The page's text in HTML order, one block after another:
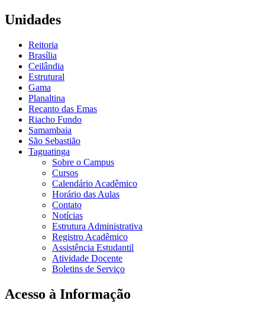
Unidades
Reitoria
Brasília
Ceilândia
Estrutural
Gama
Planaltina
Recanto das Emas
Riacho Fundo
Samambaia
São Sebastião
Taguatinga
Sobre o Campus
Cursos
Calendário Acadêmico
Horário das Aulas
Contato
Notícias
Estrutura Administrativa
Registro Acadêmico
Assistência Estudantil
Atividade Docente
Boletins de Serviço
Acesso à Informação